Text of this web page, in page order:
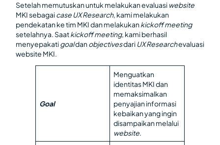
Setelah memutuskan untuk melakukan evaluasi website
MKI sebagaicase UX Research, kami melakukan
pendekatan ke tim MKI dan melakukankickoff meeting
setelahnya. Saatkickoff meeting, kami berhasil
menyepakatigoaldanobjectivesdari UX Researchevaluasi
website MKI.
Goal
Menguatkan
identitas MKI dan
memaksimalkan
penyajian informasi
kebaikan yang ingin
disampaikan melalui
website.